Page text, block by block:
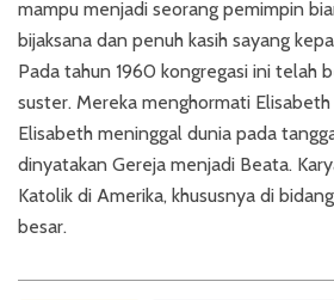
mampu menjadi seorang pemimpin
bijaksana dan penuh kasih sayang
Pada tahun 1960 kongregasi ini telah
suster. Mereka menghormati
Elisabeth meninggal dunia pada
dinyatakan Gereja menjadi Beata.
Katolik di Amerika, khususnya di
besar.